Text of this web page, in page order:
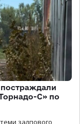
С» по
залпового